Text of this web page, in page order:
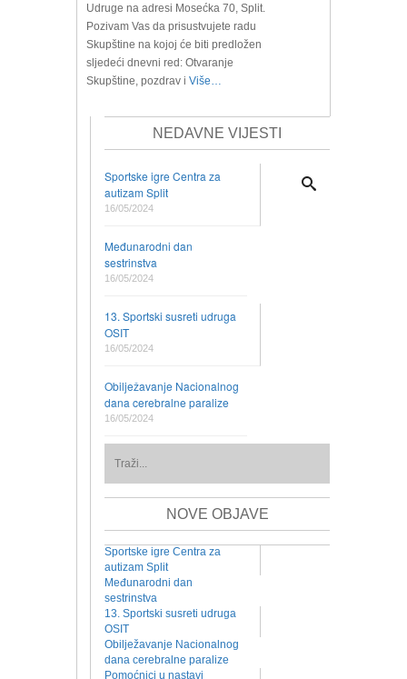
Udruge na adresi Mosećka 70, Split.
Pozivam Vas da prisustvujete radu
Skupštine na kojoj će biti predložen
sljedeći dnevni red: Otvaranje
Skupštine, pozdrav i Više…
NEDAVNE VIJESTI
Sportske igre Centra za
autizam Split
16/05/2024
Međunarodni dan
sestrinstva
16/05/2024
13. Sportski susreti udruga
OSIT
16/05/2024
Obilježavanje Nacionalnog
dana cerebralne paralize
16/05/2024
NOVE OBJAVE
Sportske igre Centra za
autizam Split
Međunarodni dan
sestrinstva
13. Sportski susreti udruga
OSIT
Obilježavanje Nacionalnog
dana cerebralne paralize
Pomoćnici u nastavi